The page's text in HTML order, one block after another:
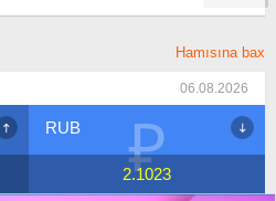
Hamısına bax
06.08.2026
$
USD
1.7